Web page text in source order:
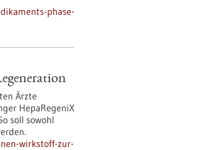
phase-
Ärzte
HepaRegeniX
soll sowohl
wirkstoff-zur-